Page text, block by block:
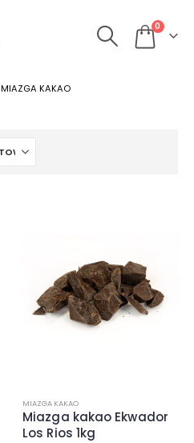
0
MIAZGA KAKAO
MIAZGA KAKAO
Miazga kakao Ekwador
Los Rios 1kg